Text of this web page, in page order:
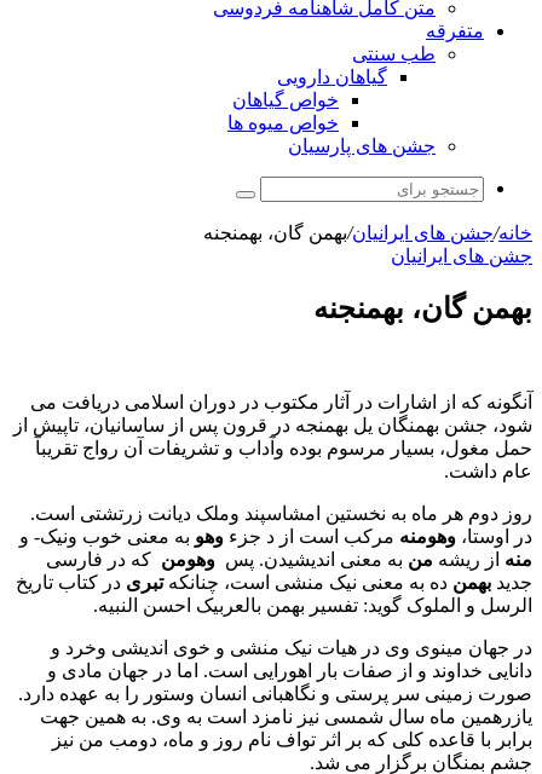
متن کامل شاهنامه فردوسی
متفرقه
طب سنتی
گیاهان دارویی
خواص گیاهان
خواص میوه ها
جشن های پارسیان
جستجو
خانه/جشن های ایرانیان/بهمن گان، بهمنجنه
جشن های ایرانیان
بهمن گان، بهمنجنه
آنگونه که از اشارات در آثار مکتوب در دوران اسلامی دریافت می
شود، جشن بهمنگان یل بهمنجه در قرون پس از ساسانیان، تاپیش از
حمل مغول، بسیار مرسوم بوده وآداب و تشریفات آن رواج تقریبآ
عام داشت.
روز دوم هر ماه به نخستین امشاسپند وملک دیانت زرتشتی است.
در اوستا، وهومنه مرکب است از د جزء وهو به معنی خوب ونیک- و
منه از ریشه من به معنی اندیشیدن. پس وهومن که در فارسی
جدید بهمن ده به معنی نیک منشی است، چنانکهتبری در کتاب تاریخ
الرسل و الملوک گوید: تفسیر بهمن بالعربیک احسن النبیه.
در جهان مینوی وی در هیات نیک منشی و خوی اندیشی وخرد و
دانایی خداوند و از صفات بار اهورایی است. اما در جهان مادی و
صورت زمینی سر پرستی و نگاهبانی انسان وستور را به عهده دارد.
یازرهمین ماه سال شمسی نیز نامزد است به وی. به همین جهت
برابر با قاعده کلی که بر اثر تواف نام روز و ماه، دومب من نیز
جشم بمنگان برگزار می شد.